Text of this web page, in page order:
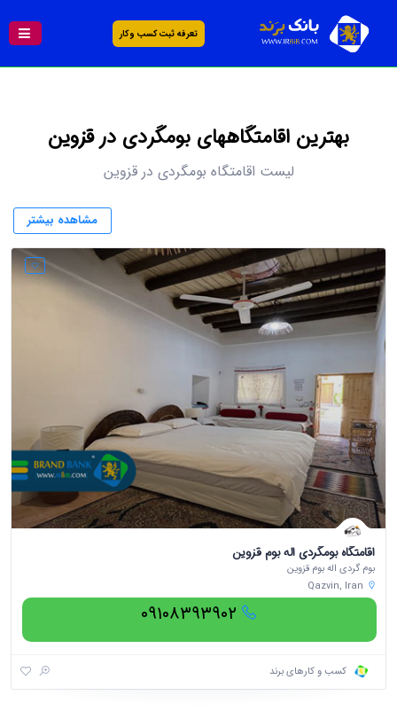
تعرفه ثبت کسب و کار
بهترين اقامتگاههای بومگردی در قزوین
لیست اقامتگاه بومگردی در قزوین
مشاهده بیشتر
اقامتگاه بومگردی اله بوم قزوین
بوم گردی اله بوم قزوین
Qazvin, Iran
۰۹۱۰۸۳۹۳۹۰۲
کسب و کارهای برند